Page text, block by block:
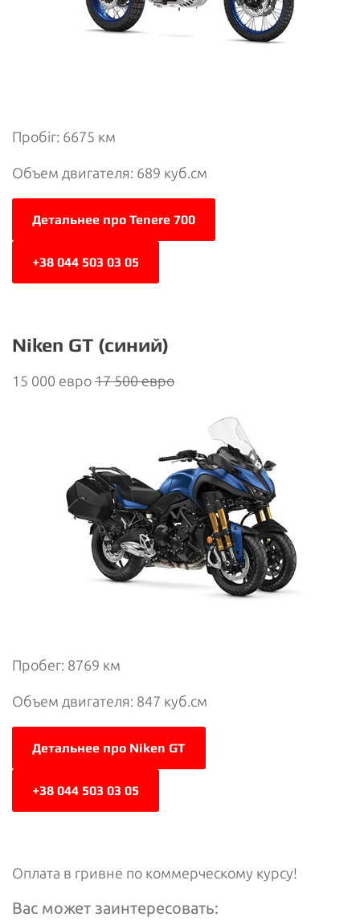
Пробіг: 6675 км
Объем двигателя: 689 куб.см
Детальнее про Tenere 700
+38 044 503 03 05
Niken GT (синий)
15 000 евро 17 500 евро
Пробег: 8769 км
Объем двигателя: 847 куб.см
Детальнее про Niken GT
+38 044 503 03 05
Оплата в гривне по коммерческому курсу!
Вас может заинтересовать: